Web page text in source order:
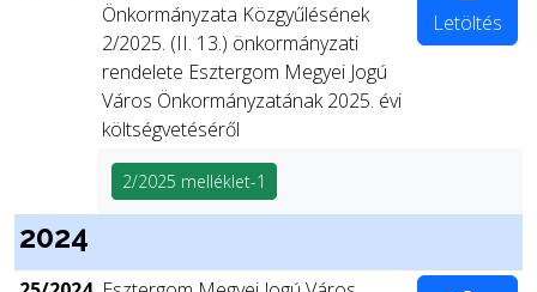
Önkormányzata Közgyűlésének
2/2025. (II. 13.) önkormányzati
rendelete Esztergom Megyei Jogú
Város Önkormányzatának 2025. évi
költségvetéséről
Letöltés
2/2025 melléklet-1
2024